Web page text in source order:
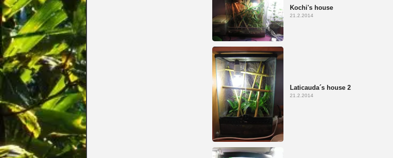
Kochi's house
21.2.2014
Laticauda´s house 2
21.2.2014